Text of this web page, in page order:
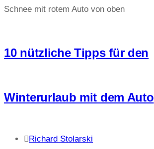
Schnee mit rotem Auto von oben
10 nützliche Tipps für den
Winterurlaub mit dem Auto
Richard Stolarski